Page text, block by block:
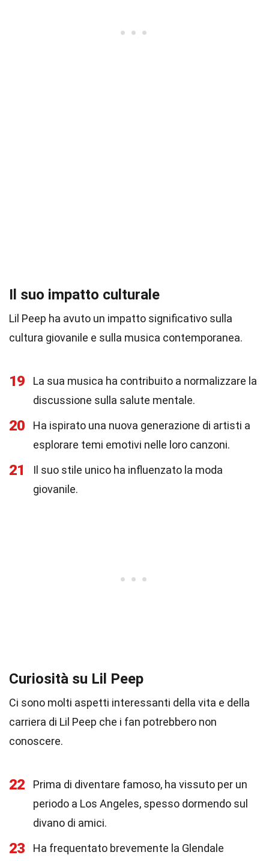
Il suo impatto culturale
Lil Peep ha avuto un impatto significativo sulla
cultura giovanile e sulla musica contemporanea.
19
La sua musica ha contribuito a normalizzare la
discussione sulla salute mentale.
20
Ha ispirato una nuova generazione di artisti a
esplorare temi emotivi nelle loro canzoni.
21
Il suo stile unico ha influenzato la moda
giovanile.
Curiosità su Lil Peep
Ci sono molti aspetti interessanti della vita e della
carriera di Lil Peep che i fan potrebbero non
conoscere.
22
Prima di diventare famoso, ha vissuto per un
periodo a Los Angeles, spesso dormendo sul
divano di amici.
23 Ha frequentato brevemente la Glendale